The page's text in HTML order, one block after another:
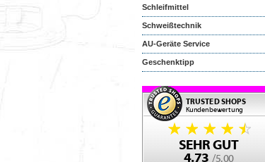
Schleifmittel
Schweißtechnik
AU-Geräte Service
Geschenktipp